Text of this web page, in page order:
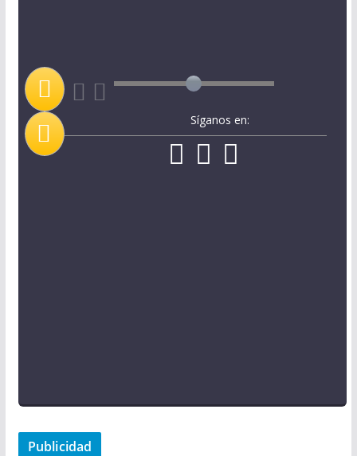
Síganos en:
Publicidad